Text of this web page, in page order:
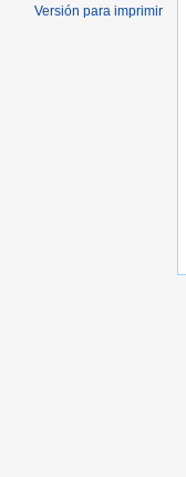
Versión para imprimir